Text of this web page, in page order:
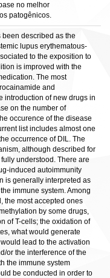
no melhor
patogênicos.
been described as the
lupus erythematous-
to the exposition to
is improved with the
The most
and
introduction of new drugs in
on the number of
occurence of the disease
list includes almost one
occurrence of DIL. The
although described for
understood. There are
induced autoimmunity
is generally interpreted as
immune system. Among
the most accepted ones
by some drugs,
of T-cells; the oxidation of
what would generate
lead to the activation
or the interference of the
the immune system
be conducted in order to